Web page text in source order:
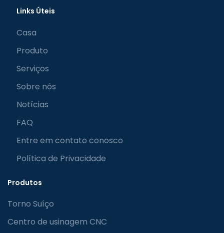
Links Úteis
Casa
Produto
Serviços
Sobre nós
Notícias
FAQ
Entre em contato conosco
Política de Privacidade
Produtos
Torno Suíço
Centro de usinagem CNC